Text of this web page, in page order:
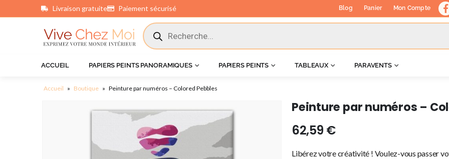
Livraison gratuite Paiement sécurisé Blog Panier Mon Compte
ACCUEIL PAPIERS PEINTS PANORAMIQUES PAPIERS PEINTS TABLEAUX PARAVENTS
Accueil » Boutique » Peinture par numéros – Colored Pebbles
Peinture par numéros –
62,59 €
Libérez votre créativité ! Voulez-vous passer